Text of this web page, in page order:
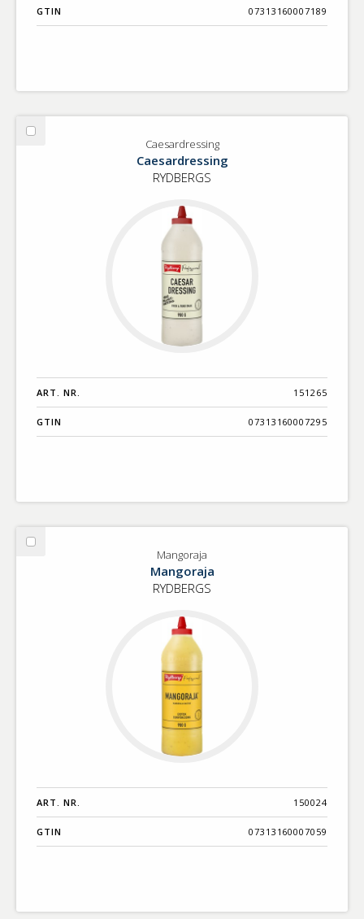
GTIN 07313160007189
Välj
Caesardressing
Caesardressing
RYDBERGS
ART. NR. 151265
GTIN 07313160007295
Välj
Mangoraja
Mangoraja
RYDBERGS
ART. NR. 150024
GTIN 07313160007059